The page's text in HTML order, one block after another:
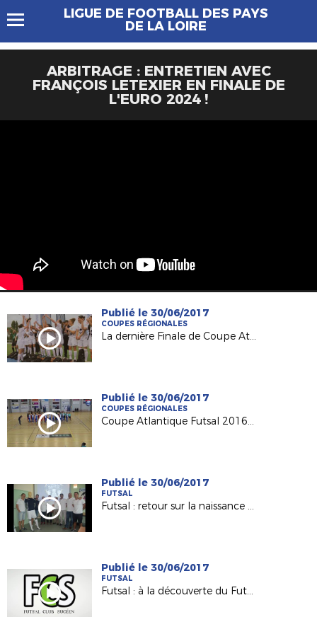
LIGUE DE FOOTBALL DES PAYS
DE LA LOIRE
ARBITRAGE : ENTRETIEN AVEC
FRANÇOIS LETEXIER EN FINALE DE
L'EURO 2024 !
Publié le 30/06/2017
COUPES RÉGIONALES
La dernière Finale de Coupe Atlantique Féminine Crédit-Mutuel !
Publié le 30/06/2017
COUPES RÉGIONALES
Coupe Atlantique Futsal 2016-2017 : revivez la finale remportée par Saint Herblain Pépite FC
Publié le 30/06/2017
FUTSAL
Futsal : retour sur la naissance du Nantes Métropole Futsal (D1)
Publié le 30/06/2017
FUTSAL
Futsal : à la découverte du Futsal Club Sucéen (Sucé sur Erdre)